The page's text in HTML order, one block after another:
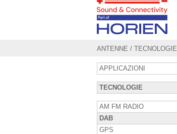
ANTENNE / TECNOLOGIE
APPLICAZIONI
TECNOLOGIE
AM FM RADIO
DAB
GPS